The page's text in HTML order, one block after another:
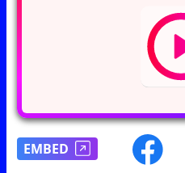
EMBED